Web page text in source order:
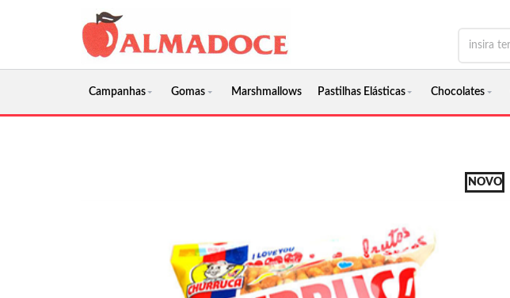
Campanhas Gomas Marshmallows Pastilhas Elásticas Chocolates
NOVO